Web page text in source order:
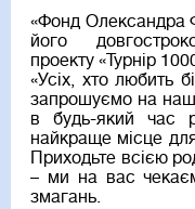
«Фонд Олександра
його
проекту «Турнір
«Усіх, хто любить
запрошуємо на
в будь-який час
найкраще місце
Приходьте всією
– ми на вас
змагань.